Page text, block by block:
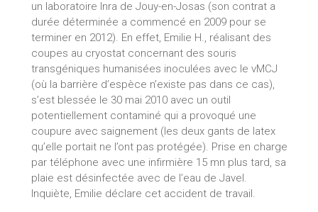
un laboratoire Inra de Jouy-en-Josas (son contrat a
durée déterminée a commencé en 2009 pour se
terminer en 2012). En effet, Emilie H., réalisant des
coupes au cryostat concernant des souris
transgéniques humanisées inoculées avec le vMCJ
(où la barrière d’espèce n’existe pas dans ce cas),
s’est blessée le 30 mai 2010 avec un outil
potentiellement contaminé qui a provoqué une
coupure avec saignement (les deux gants de latex
qu’elle portait ne l’ont pas protégée). Prise en charge
par téléphone avec une infirmière 15 mn plus tard, sa
plaie est désinfectée avec de l’eau de Javel.
Inquiète, Emilie déclare cet accident de travail.